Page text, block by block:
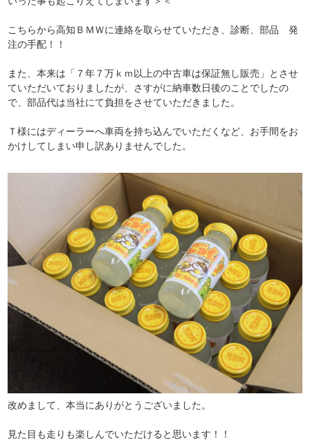
こちらから高知ＢＭＷに連絡を取らせていただき、診断、部品 発
注の手配！！
また、本来は「７年７万ｋｍ以上の中古車は保証無し販売」とさせ
ていただいておりましたが、さすがに納車数日後のことでしたの
で、部品代は当社にて負担をさせていただきました。
Ｔ様にはディーラーへ車両を持ち込んでいただくなど、お手間をお
かけしてしまい申し訳ありませんでした。
改めまして、本当にありがとうございました。
見た目も走りも楽しんでいただけると思います！！